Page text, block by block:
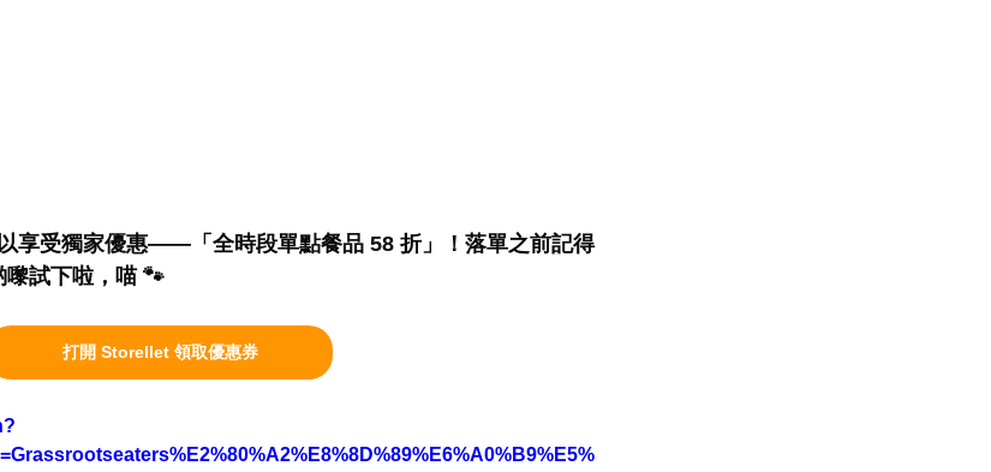
享受獨家優惠——「全時段單點餐品 58 折」！落單之前記得
試下啦，喵 🐾
打開 Storellet 領取優惠券